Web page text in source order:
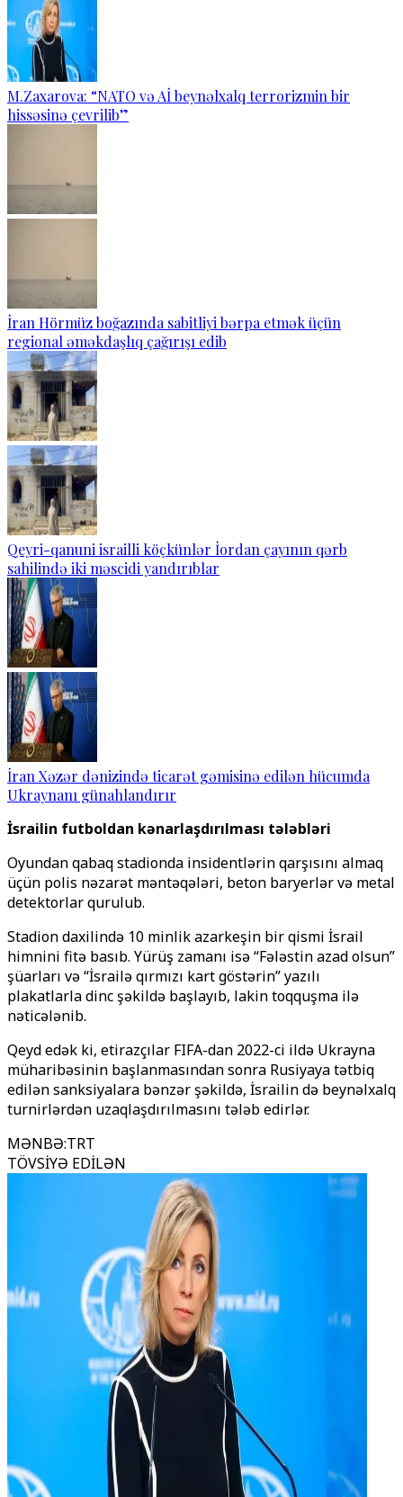
M.Zaxarova: “NATO və Aİ beynəlxalq terrorizmin bir
hissəsinə çevrilib”
İran Hörmüz boğazında sabitliyi bərpa etmək üçün
regional əməkdaşlıq çağırışı edib
Qeyri-qanuni israilli köçkünlər İordan çayının qərb
sahilində iki məscidi yandırıblar
İran Xəzər dənizində ticarət gəmisinə edilən hücumda
Ukraynanı günahlandırır
İsrailin futboldan kənarlaşdırılması tələbləri
Oyundan qabaq stadionda insidentlərin qarşısını almaq
üçün polis nəzarət məntəqələri, beton baryerlər və metal
detektorlar qurulub.
Stadion daxilində 10 minlik azarkeşin bir qismi İsrail
himnini fitə basıb. Yürüş zamanı isə “Fələstin azad olsun”
şüarları və “İsrailə qırmızı kart göstərin” yazılı
plakatlarla dinc şəkildə başlayıb, lakin toqquşma ilə
nəticələnib.
Qeyd edək ki, etirazçılar FIFA-dan 2022-ci ildə Ukrayna
müharibəsinin başlanmasından sonra Rusiyaya tətbiq
edilən sanksiyalara bənzər şəkildə, İsrailin də beynəlxalq
turnirlərdən uzaqlaşdırılmasını tələb edirlər.
MƏNBƏ:TRT
TÖVSİYƏ EDİLƏN